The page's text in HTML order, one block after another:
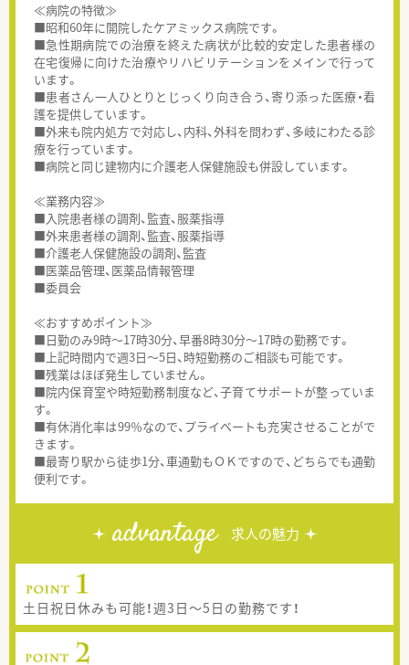
≪病院の特徴≫
■昭和60年に開院したケアミックス病院です。
■急性期病院での治療を終えた病状が比較的安定した患者様の
在宅復帰に向けた治療やリハビリテーションをメインで行って
います。
■患者さん一人ひとりとじっくり向き合う、寄り添った医療・看
護を提供しています。
■外来も院内処方で対応し、内科、外科を問わず、多岐にわたる診
療を行っています。
■病院と同じ建物内に介護老人保健施設も併設しています。
≪業務内容≫
■入院患者様の調剤、監査、服薬指導
■外来患者様の調剤、監査、服薬指導
■介護老人保健施設の調剤、監査
■医薬品管理、医薬品情報管理
■委員会
≪おすすめポイント≫
■日勤のみ9時～17時30分、早番8時30分～17時の勤務です。
■上記時間内で週3日～5日、時短勤務のご相談も可能です。
■残業はほぼ発生していません。
■院内保育室や時短勤務制度など、子育てサポートが整っていま
す。
■有休消化率は99％なので、プライベートも充実させることがで
きます。
■最寄り駅から徒歩1分、車通勤もＯＫですので、どちらでも通勤
便利です。
advantage 求人の魅力
土日祝日休みも可能！週3日～5日の勤務です！